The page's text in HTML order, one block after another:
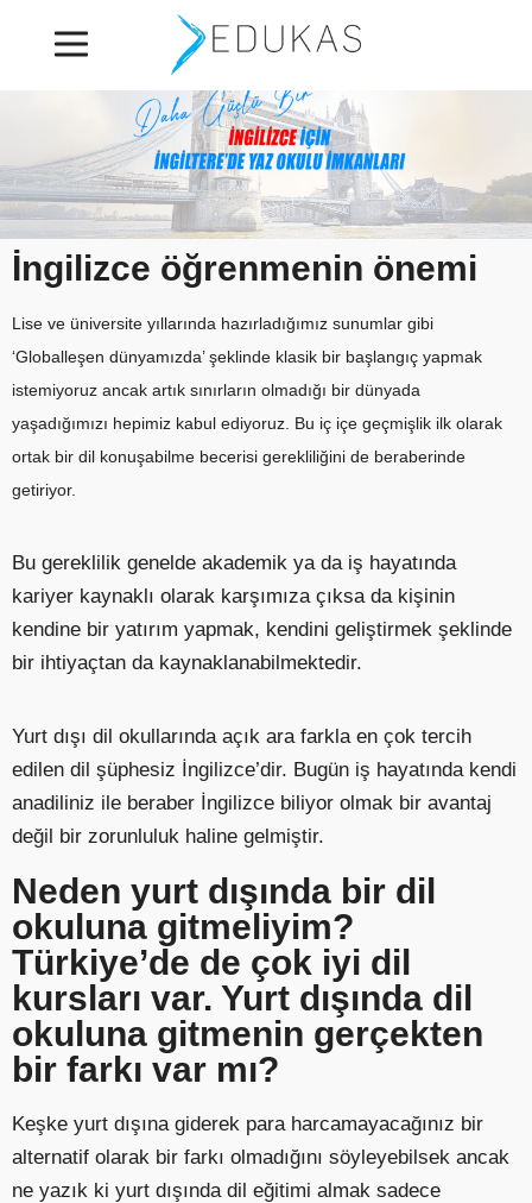
İngilizce öğrenmenin önemi
Lise ve üniversite yıllarında hazırladığımız sunumlar gibi
‘Globalleşen dünyamızda’ şeklinde klasik bir başlangıç yapmak
istemiyoruz ancak artık sınırların olmadığı bir dünyada
yaşadığımızı hepimiz kabul ediyoruz. Bu iç içe geçmişlik ilk olarak
ortak bir dil konuşabilme becerisi gerekliliğini de beraberinde
getiriyor.
Bu gereklilik genelde akademik ya da iş hayatında
kariyer kaynaklı olarak karşımıza çıksa da kişinin
kendine bir yatırım yapmak, kendini geliştirmek şeklinde
bir ihtiyaçtan da kaynaklanabilmektedir.
Yurt dışı dil okullarında açık ara farkla en çok tercih
edilen dil şüphesiz İngilizce’dir. Bugün iş hayatında kendi
anadiliniz ile beraber İngilizce biliyor olmak bir avantaj
değil bir zorunluluk haline gelmiştir.
Neden yurt dışında bir dil
okuluna gitmeliyim?
Türkiye’de de çok iyi dil
kursları var. Yurt dışında dil
okuluna gitmenin gerçekten
bir farkı var mı?
Keşke yurt dışına giderek para harcamayacağınız bir
alternatif olarak bir farkı olmadığını söyleyebilsek ancak
ne yazık ki yurt dışında dil eğitimi almak sadece